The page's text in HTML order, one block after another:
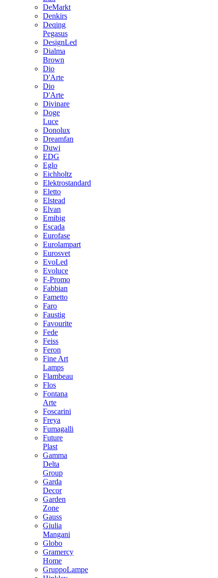
DeMarkt
Denkirs
Deqing
Pegasus
DesignLed
Dialma
Brown
Dio
D'Arte
Dio
D'Arte
Divinare
Doge
Luce
Donolux
Dreamfan
Duwi
EDG
Eglo
Eichholtz
Elektrostandard
Eletto
Elstead
Elvan
Emibig
Escada
Eurofase
Eurolampart
Eurosvet
EvoLed
Evoluce
F-Promo
Fabbian
Fametto
Faro
Faustig
Favourite
Fede
Feiss
Feron
Fine Art
Lamps
Flambeau
Flos
Fontana
Arte
Foscarini
Freya
Fumagalli
Future
Plast
Gamma
Delta
Group
Garda
Decor
Garden
Zone
Gauss
Giulia
Mangani
Globo
Gramercy
Home
GruppoLampe